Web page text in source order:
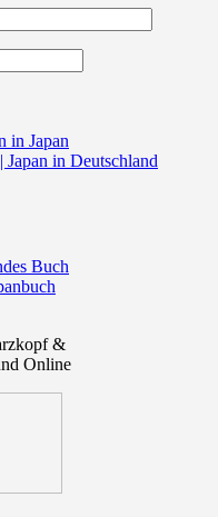
in Japan
in Deutschland
&
Online